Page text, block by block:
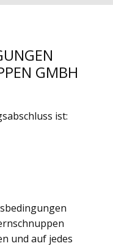
GMBH
ist:
und auf jedes